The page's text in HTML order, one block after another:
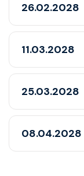
26.02.2028
11.03.2028
25.03.2028
08.04.2028